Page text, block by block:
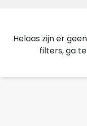
Helaas zijn er
filters, ga